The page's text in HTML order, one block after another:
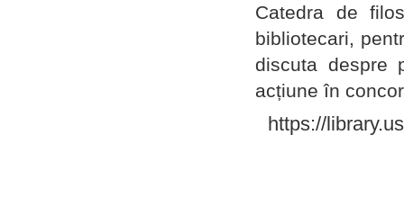
Catedra de
bibliotecari,
discuta despre
acțiune în
https://